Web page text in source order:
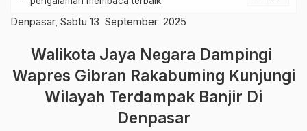
Denpasar, Sabtu 13 September 2025
Walikota Jaya Negara Dampingi
Wapres Gibran Rakabuming Kunjungi
Wilayah Terdampak Banjir Di
Denpasar